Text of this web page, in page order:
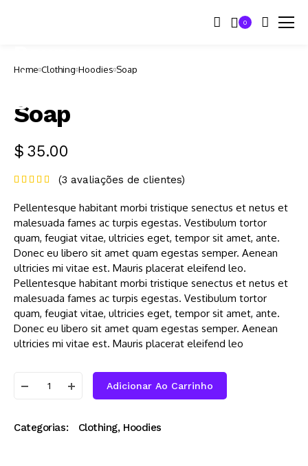
0
Home Clothing Hoodies Soap
Soap
$ 35.00
(3 avaliações de clientes)
Pellentesque habitant morbi tristique senectus et netus et
malesuada fames ac turpis egestas. Vestibulum tortor
quam, feugiat vitae, ultricies eget, tempor sit amet, ante.
Donec eu libero sit amet quam egestas semper. Aenean
ultricies mi vitae est. Mauris placerat eleifend leo.
Pellentesque habitant morbi tristique senectus et netus et
malesuada fames ac turpis egestas. Vestibulum tortor
quam, feugiat vitae, ultricies eget, tempor sit amet, ante.
Donec eu libero sit amet quam egestas semper. Aenean
ultricies mi vitae est. Mauris placerat eleifend leo
Adicionar Ao Carrinho
Categorias: Clothing, Hoodies